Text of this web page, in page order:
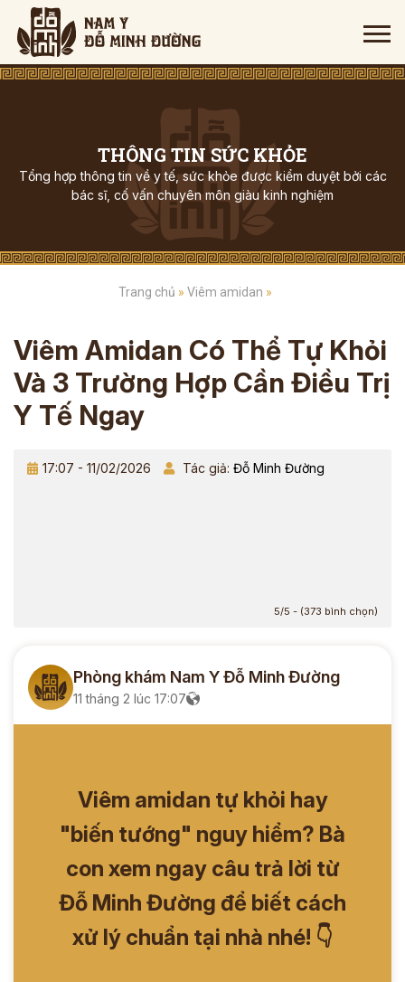
THÔNG TIN SỨC KHỎE
Tổng hợp thông tin về y tế, sức khỏe được kiểm duyệt bởi các
bác sĩ, cố vấn chuyên môn giàu kinh nghiệm
Trang chủ » Viêm amidan »
Viêm Amidan Có Thể Tự Khỏi
Và 3 Trường Hợp Cần Điều Trị
Y Tế Ngay
17:07 - 11/02/2026 Tác giả: Đỗ Minh Đường
5/5 - (373 bình chọn)
Phòng khám Nam Y Đỗ Minh Đường
11 tháng 2 lúc 17:07
Viêm amidan tự khỏi hay
"biến tướng" nguy hiểm? Bà
con xem ngay câu trả lời từ
Đỗ Minh Đường để biết cách
xử lý chuẩn tại nhà nhé! 👇